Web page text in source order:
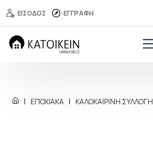
ΕΙΣΟΔΟΣ ΕΓΓΡΑΦΗ
ΕΠΟΧΙΑΚΑ ΚΑΛΟΚΑΙΡΙΝΗ ΣΥΛΛΟΓΗ